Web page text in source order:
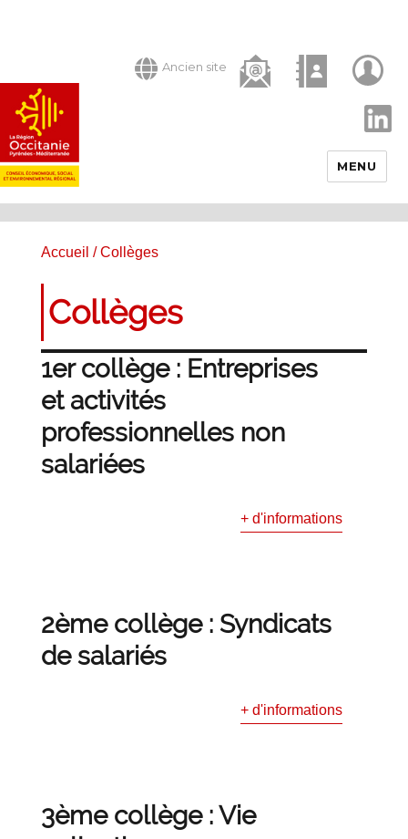
Ancien site
MENU
Accueil / Collèges
Collèges
1er collège : Entreprises
et activités
professionnelles non
salariées
+ d'informations
2ème collège : Syndicats
de salariés
+ d'informations
3ème collège : Vie